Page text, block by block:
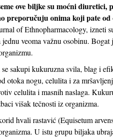
ove biljke su moćni diuretici,
preporučuju onima koji pate
of Ethnopharmacology, izneti
veoma važnu osobinu.
sakupi kukuruzna svila, blag i
otoka nogu, celulita i za
celulita i masnih naslaga.
višak tečnosti iz organizma.
hvali rastavić (Equisetum
U istu grupu biljaka